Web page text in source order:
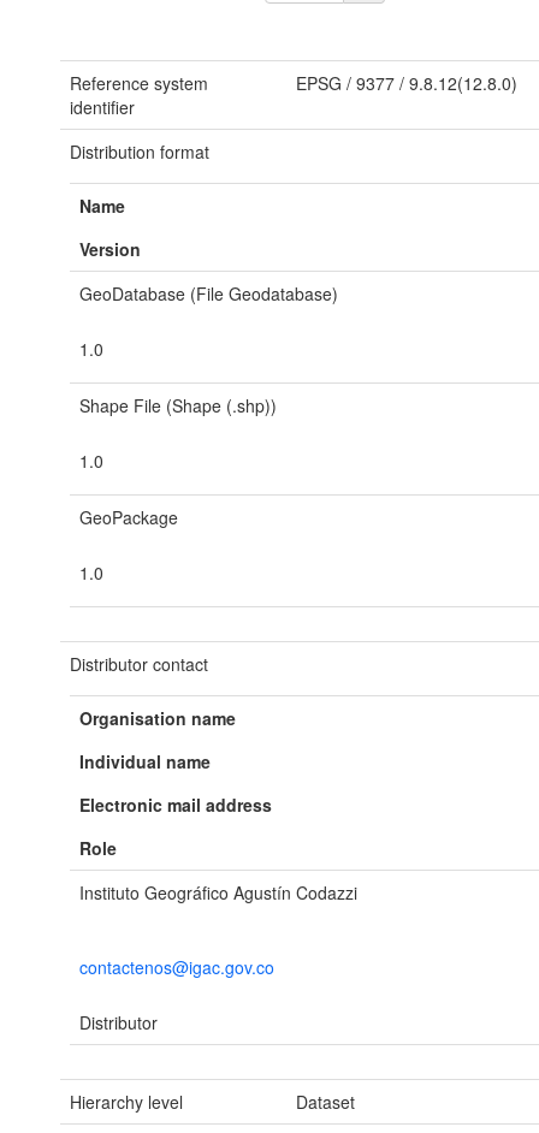
Reference system
identifier
EPSG / 9377/ 9.8.12(12.8.0)
Distribution format
Name
Version
GeoDatabase (File Geodatabase)
1.0
Shape File (Shape (.shp))
1.0
GeoPackage
1.0
Distributor contact
Organisation name
Individual name
Electronic mail address
Role
Instituto Geográfico Agustín Codazzi
contactenos@igac.gov.co
Distributor
Hierarchy level
Dataset